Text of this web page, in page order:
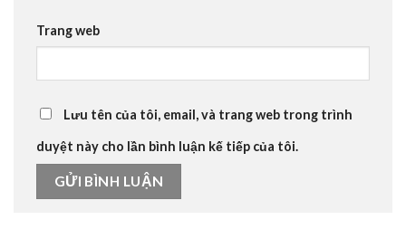
Trang web
Lưu tên của tôi, email, và trang web trong trình
duyệt này cho lần bình luận kế tiếp của tôi.